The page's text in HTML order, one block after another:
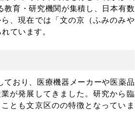
教育・研究機関が集積し、日本有数
、現在では「文の京（ふみのみや
ています 。
おり、医療機器メーカーや医薬品
が発展してきました。研究から臨
とも文京区のの特徴となっていま